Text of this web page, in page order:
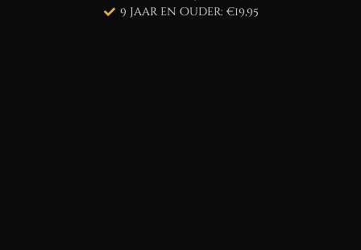
9 jaar en ouder: €19,95